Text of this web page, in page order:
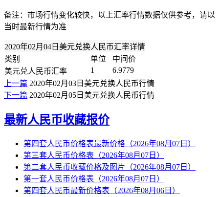
备注：市场行情变化较快，以上汇率行情数据仅供参考，请以
当时最新行情为准
2020年02月04日美元兑换人民币汇率详情
类别
单位
中间价
美元兑人民币汇率
1
6.9779
上一篇 2020年02月03日美元兑换人民币行情
下一篇 2020年02月05日美元兑换人民币行情
最新人民币收藏报价
第四套人民币价格表最新价格（2026年08月07日）
第三套人民币价格表（2026年08月07日）
第二套人民币收藏价格及图片（2026年08月07日）
第一套人民币价格表（2026年08月07日）
第四套人民币最新价格表（2026年08月06日）